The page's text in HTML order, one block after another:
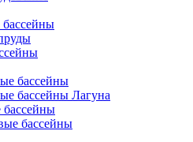
бассейны
бассейны Лагуна
бассейны